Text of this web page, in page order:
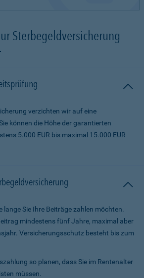
Sterbegeldversicherung
verzichten wir auf eine
können die Höhe der garantierten
5.000 EUR bis maximal 15.000 EUR
lange Sie Ihre Beiträge zahlen möchten.
mindestens fünf Jahre, maximal aber
Versicherungsschutz besteht bis zum
so planen, dass Sie im Renten­alter
müssen.